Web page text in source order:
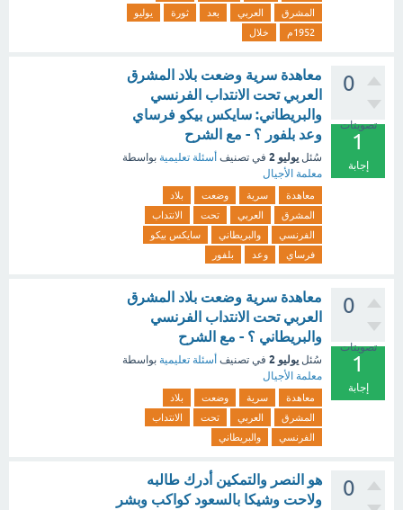
المشرق
العربي بعد ثورة
يوليو
1952م
خلال
0
تصويتات
1
إجابة
معاهدة سرية وضعت بلاد المشرق
العربي تحت الانتداب الفرنسي
والبريطاني: سايكس بيكو فرساي
وعد بلفور ؟ - مع الشرح
سُئل يوليو 2 في تصنيف أسئلة تعليمية بواسطة
معلمة الأجيال
معاهدة سرية وضعت
بلاد
المشرق
العربي تحت
الانتداب
الفرنسي
والبريطاني
سايكس بيكو
فرساي
وعد بلفور
0
تصويتات
1
إجابة
معاهدة سرية وضعت بلاد المشرق
العربي تحت الانتداب الفرنسي
والبريطاني ؟ - مع الشرح
سُئل يوليو 2 في تصنيف أسئلة تعليمية بواسطة
معلمة الأجيال
معاهدة سرية وضعت
بلاد
المشرق
العربي تحت
الانتداب
الفرنسي
والبريطاني
0
هو النصر والتمكين أدرك طالبه
ولاحت وشيكا بالسعود كواكب وبشر